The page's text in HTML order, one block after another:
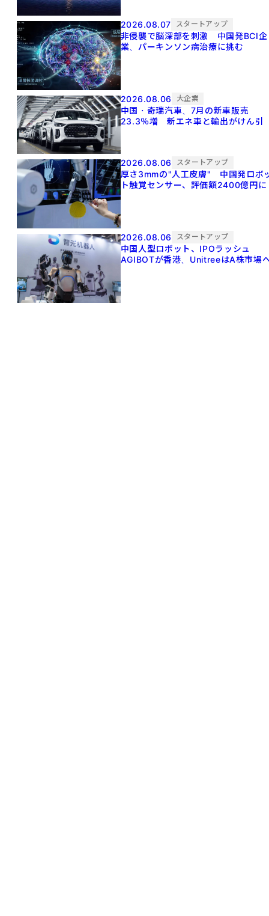
2026.08.07 スタートアップ
非侵襲で脳深部を刺激 中国発BCI企
業、パーキンソン病治療に挑む
2026.08.06 大企業
中国・奇瑞汽車、7月の新車販売
23.3％増 新エネ車と輸出がけん引
2026.08.06 スタートアップ
厚さ3mmの"人工皮膚" 中国発ロボ
ト触覚センサー、評価額2400億円に
2026.08.06 スタートアップ
中国人型ロボット、IPOラッシュ
AGIBOTが香港、UnitreeはA株市場